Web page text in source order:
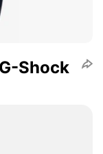
Shock